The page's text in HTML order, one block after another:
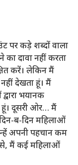
पर कड़े शब्दों वाला
दावा नहीं करता
करें। लेकिन मैं
देखता हूं। मैं
भयानक
दूसरी ओर… मैं
ब-दिन महिलाओं
अपनी पहचान कम
से, मैं कई महिलाओं